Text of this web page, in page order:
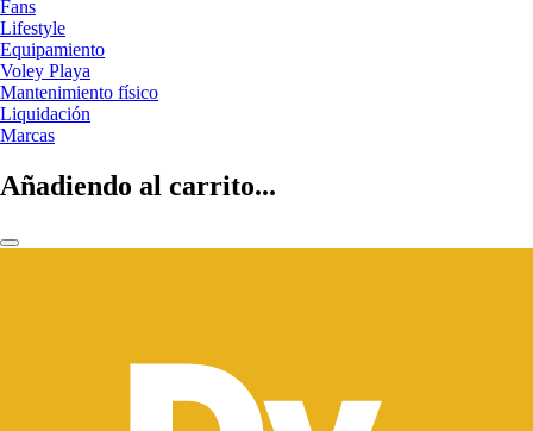
Fans
Lifestyle
Equipamiento
Voley Playa
Mantenimiento físico
Liquidación
Marcas
Añadiendo al carrito...